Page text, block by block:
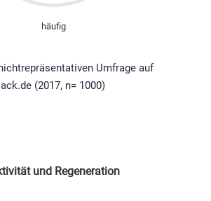
häufig
Umfrage auf
(2017, n= 1000)
und Regeneration